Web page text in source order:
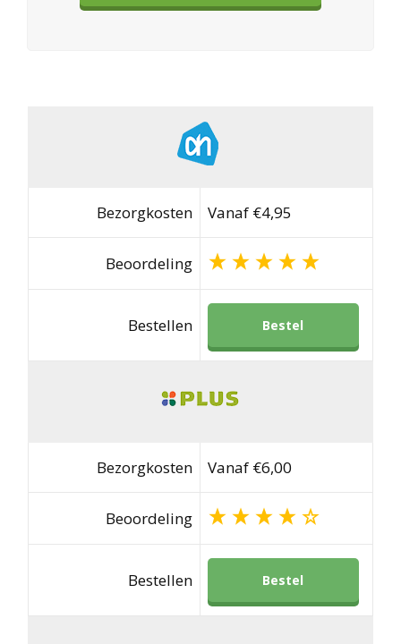
Bezorgkosten Vanaf €4,95
Beoordeling
Bestellen Bestel
Bezorgkosten Vanaf €6,00
Beoordeling
Bestellen Bestel